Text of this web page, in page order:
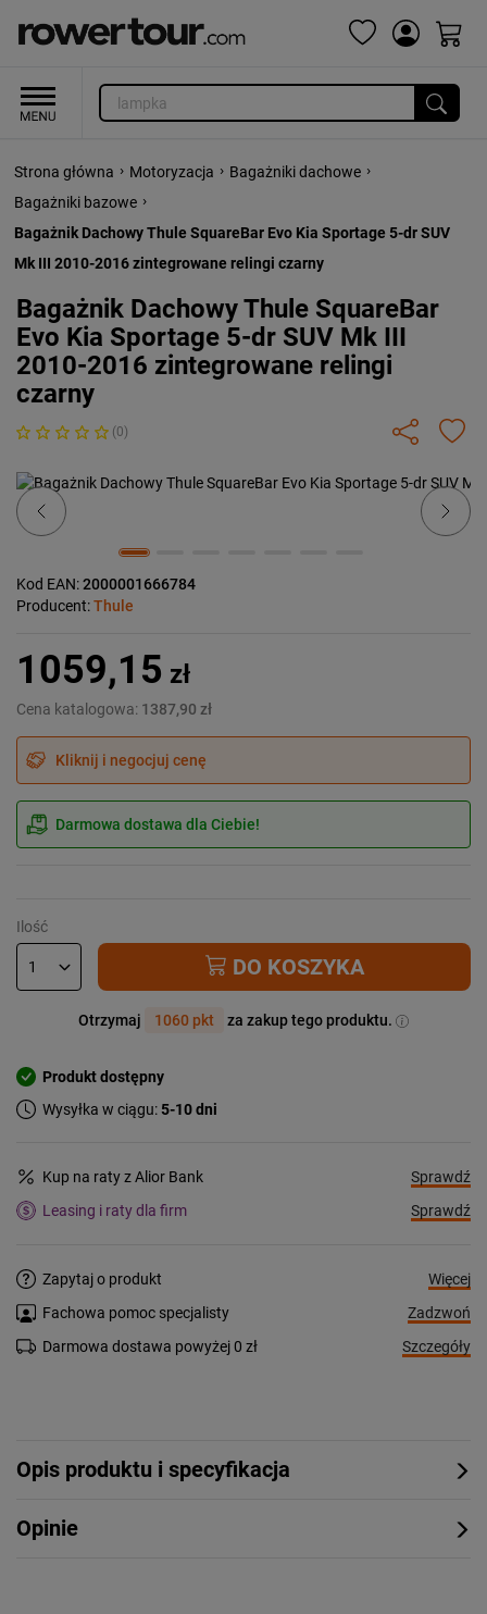
Strona główna › Motoryzacja › Bagażniki dachowe ›
Bagażniki bazowe ›
Bagażnik Dachowy Thule SquareBar Evo Kia Sportage 5-dr SUV
Mk III 2010-2016 zintegrowane relingi czarny
Bagażnik Dachowy Thule SquareBar
Evo Kia Sportage 5-dr SUV Mk III
2010-2016 zintegrowane relingi
czarny
(0)
Previous Next
Kod EAN:2000001666784
Producent:Thule
1059,15 zł
Cena katalogowa: 1387,90 zł
Kliknij i negocjuj cenę
Darmowa dostawa dla Ciebie!
Ilość
DO KOSZYKA
Otrzymaj 1060 pkt za zakup tego produktu.
Produkt dostępny
Wysyłka w ciągu:5-10 dni
Kup na raty z Alior Bank
Sprawdź
Leasing i raty dla firm
Sprawdź
Zapytaj o produkt
Więcej
Fachowa pomoc specjalisty
Zadzwoń
Darmowa dostawa powyżej 0 zł
Szczegóły
Opis produktu i specyfikacja
Opinie